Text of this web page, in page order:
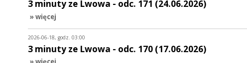
3 minuty ze Lwowa - odc. 171 (24.06.2026)
» więcej
2026-06-18, godz. 03:00
3 minuty ze Lwowa - odc. 170 (17.06.2026)